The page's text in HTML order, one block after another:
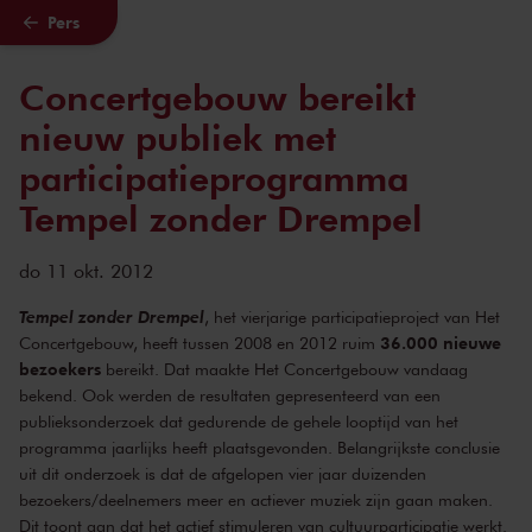
Naar hoofdcontent
Pers
Concertgebouw bereikt
nieuw publiek met
participatieprogramma
Tempel zonder Drempel
do 11 okt. 2012
Tempel zonder Drempel, het vierjarige participatieproject van Het
Concertgebouw, heeft tussen 2008 en 2012 ruim 36.000 nieuwe
bezoekers bereikt. Dat maakte Het Concertgebouw vandaag
bekend. Ook werden de resultaten gepresenteerd van een
publieksonderzoek dat gedurende de gehele looptijd van het
programma jaarlijks heeft plaatsgevonden. Belangrijkste conclusie
uit dit onderzoek is dat de afgelopen vier jaar duizenden
bezoekers/deelnemers meer en actiever muziek zijn gaan maken.
Dit toont aan dat het actief stimuleren van cultuurparticipatie werkt.